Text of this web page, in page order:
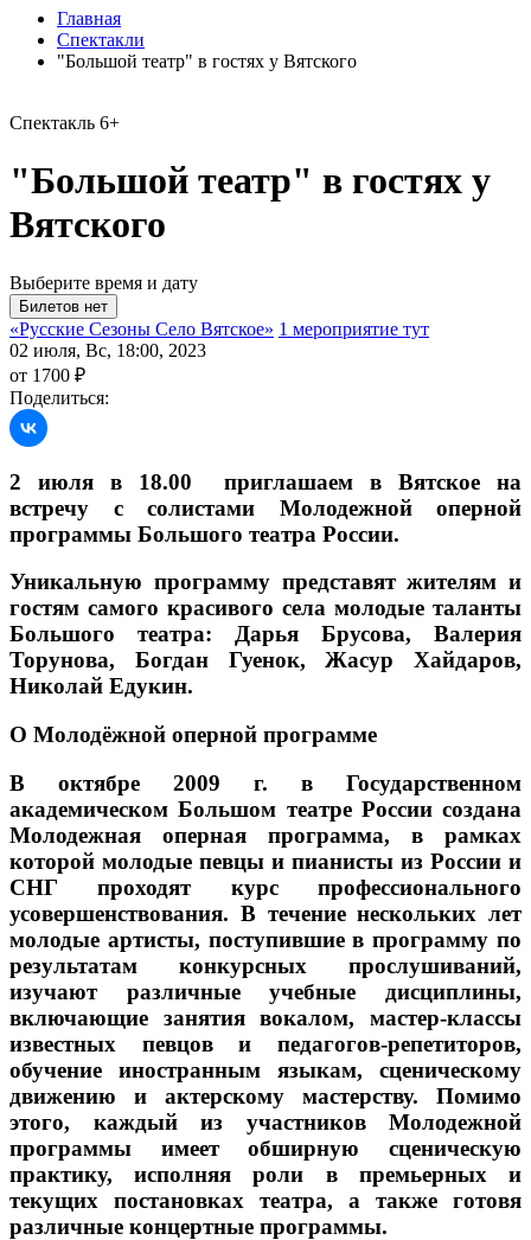
Главная
Спектакли
"Большой театр" в гостях у Вятского
Спектакль 6+
"Большой театр" в гостях у
Вятского
Выберите время и дату
«Русские Сезоны Село Вятское» 1 мероприятие тут
02 июля, Вс, 18:00, 2023
от 1700 ₽
Поделиться:
2 июля в 18.00 приглашаем в Вятское на
встречу с солистами Молодежной оперной
программы Большого театра России.
Уникальную программу представят жителям и
гостям самого красивого села молодые таланты
Большого театра: Дарья Брусова, Валерия
Торунова, Богдан Гуенок, Жасур Хайдаров,
Николай Едукин.
О Молодёжной оперной программе
В октябре 2009 г. в Государственном
академическом Большом театре России создана
Молодежная оперная программа, в рамках
которой молодые певцы и пианисты из России и
СНГ проходят курс профессионального
усовершенствования. В течение нескольких лет
молодые артисты, поступившие в программу по
результатам конкурсных прослушиваний,
изучают различные учебные дисциплины,
включающие занятия вокалом, мастер-классы
известных певцов и педагогов-репетиторов,
обучение иностранным языкам, сценическому
движению и актерскому мастерству. Помимо
этого, каждый из участников Молодежной
программы имеет обширную сценическую
практику, исполняя роли в премьерных и
текущих постановках театра, а также готовя
различные концертные программы.